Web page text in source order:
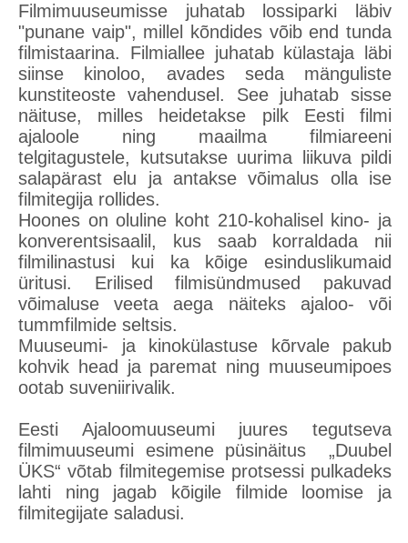
Filmimuuseumisse juhatab lossiparki läbiv
"punane vaip", millel kõndides võib end tunda
filmistaarina. Filmiallee juhatab külastaja läbi
siinse kinoloo, avades seda mänguliste
kunstiteoste vahendusel. See juhatab sisse
näituse, milles heidetakse pilk Eesti filmi
ajaloole ning maailma filmiareeni
telgitagustele, kutsutakse uurima liikuva pildi
salapärast elu ja antakse võimalus olla ise
filmitegija rollides.
Hoones on oluline koht 210-kohalisel kino- ja
konverentsisaalil, kus saab korraldada nii
filmilinastusi kui ka kõige esinduslikumaid
üritusi. Erilised filmisündmused pakuvad
võimaluse veeta aega näiteks ajaloo- või
tummfilmide seltsis.
Muuseumi- ja kinokülastuse kõrvale pakub
kohvik head ja paremat ning muuseumipoes
ootab suveniirivalik.
Eesti Ajaloomuuseumi juures tegutseva
filmimuuseumi esimene püsinäitus „Duubel
ÜKS“ võtab filmitegemise protsessi pulkadeks
lahti ning jagab kõigile filmide loomise ja
filmitegijate saladusi.